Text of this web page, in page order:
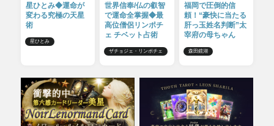
星ひとみ◆運命が
変わる究極の天星
術
星ひとみ
世界信奉/仏の叡智
で運命全掌握◆最
高位僧侶リンポチ
ェ チベット占術
ザチョジェ・リンポチェ
福岡で圧倒的信
頼！“豪快に当たる
肝っ玉姓名判断”太
宰府の母ちゃん
森田鏡湖